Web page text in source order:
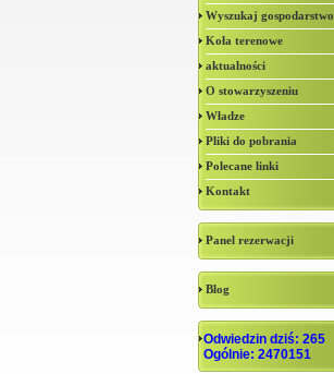
Wyszukaj gospodarstwo
Koła terenowe
aktualności
O stowarzyszeniu
Władze
Pliki do pobrania
Polecane linki
Kontakt
Panel rezerwacji
Blog
Odwiedzin dziś: 265
Ogólnie: 2470151